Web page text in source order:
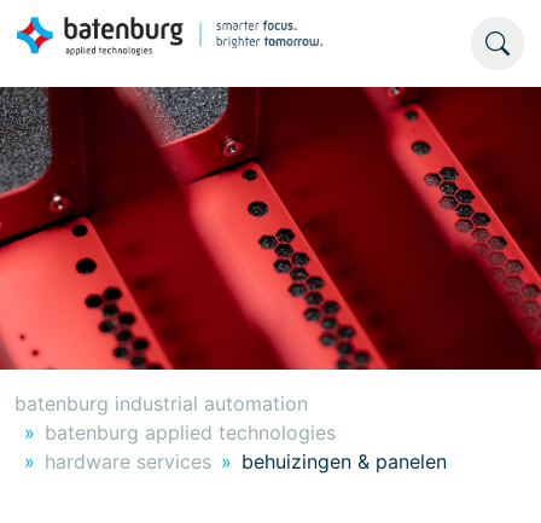
batenburg industrial automation
batenburg applied technologies
hardware services
behuizingen & panelen